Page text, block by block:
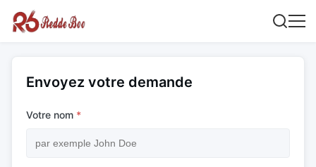
Envoyez votre demande
Votre nom *